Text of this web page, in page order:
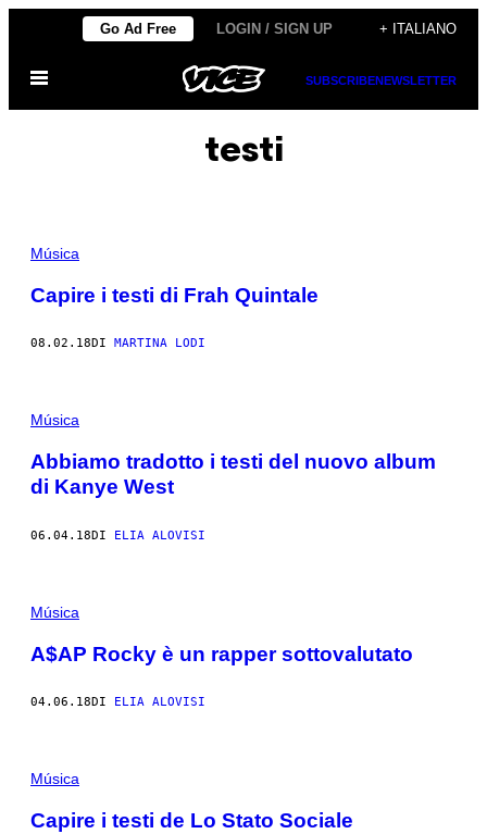
contenuto
Go Ad Free LOGIN / SIGN UP + ITALIANO
Apri
menu
SUBSCRIBENEWSLETTER
testi
Música
Capire i testi di Frah Quintale
08.02.18DI MARTINA LODI
Música
Abbiamo tradotto i testi del nuovo album
di Kanye West
06.04.18DI ELIA ALOVISI
Música
A$AP Rocky è un rapper sottovalutato
04.06.18DI ELIA ALOVISI
Música
Capire i testi de Lo Stato Sociale